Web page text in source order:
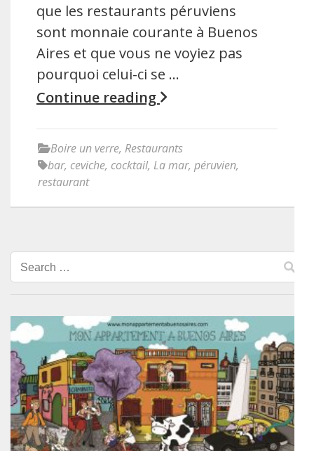
que les restaurants péruviens
sont monnaie courante à Buenos
Aires et que vous ne voyiez pas
pourquoi celui-ci se …
Continue reading
Boire un verre, Restaurants
bar, ceviche, cocktail, La mar, péruvien,
restaurant
Search
for: